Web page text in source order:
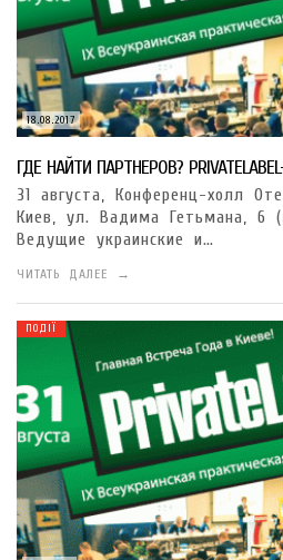
18.08.2017
ГДЕ НАЙТИ ПАРТНЕРОВ?
31 августа, Конференц-холл
Киев, ул. Вадима Гетьмана, 6
Ведущие украинские и…
ЧИТАТЬ ДАЛЕЕ →
ПОДІЇ